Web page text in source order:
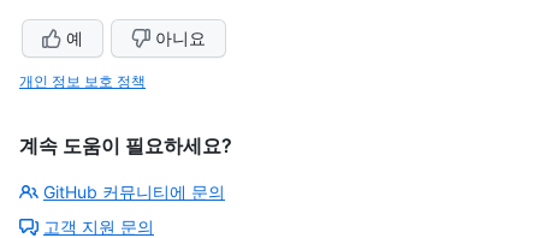
예 아니요
개인 정보 보호 정책
계속 도움이 필요하세요?
GitHub 커뮤니티에 문의
고객 지원 문의